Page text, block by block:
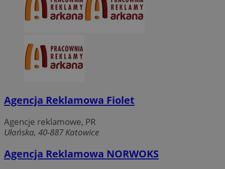
Agencja Reklamowa Fiolet
Agencje reklamowe, PR
Ułańska, 40-887 Katowice
Agencja Reklamowa NORWOKS